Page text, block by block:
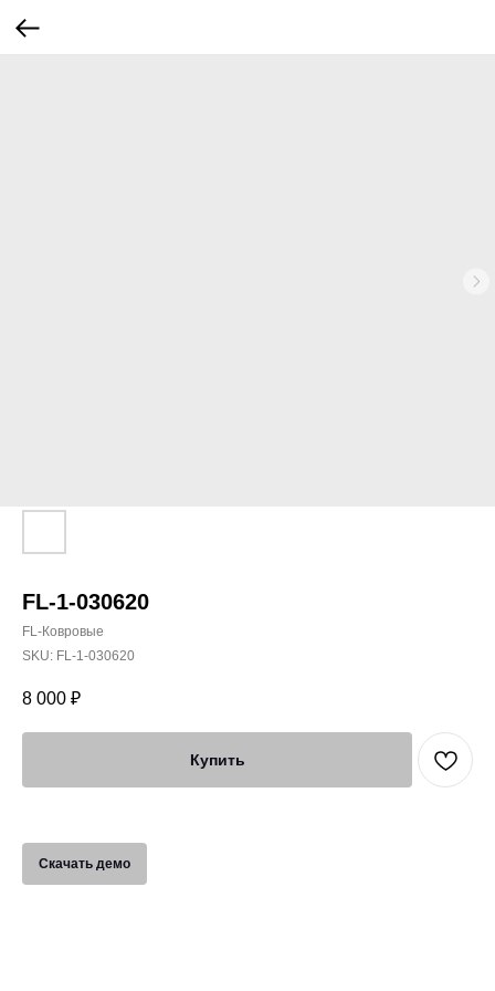
FL-1-030620
FL-Ковровые
SKU: FL-1-030620
8 000 ₽
Купить
Скачать демо